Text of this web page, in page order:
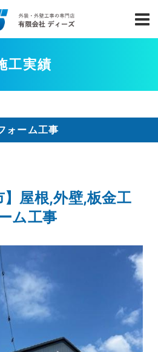
工実績
ォーム工事
】屋根,外壁,板金工
ム工事